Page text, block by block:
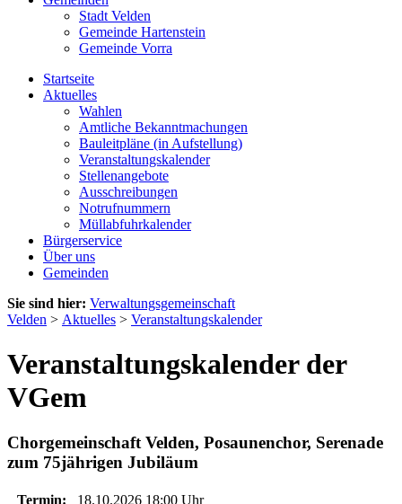
Stadt Velden
Gemeinde Hartenstein
Gemeinde Vorra
Startseite
Aktuelles
Wahlen
Amtliche Bekanntmachungen
Bauleitpläne (in Aufstellung)
Veranstaltungskalender
Stellenangebote
Ausschreibungen
Notrufnummern
Müllabfuhrkalender
Bürgerservice
Über uns
Gemeinden
Sie sind hier: Verwaltungsgemeinschaft
Velden > Aktuelles > Veranstaltungskalender
Veranstaltungskalender der
VGem
Chorgemeinschaft Velden, Posaunenchor, Serenade
zum 75jährigen Jubiläum
Termin:
18.10.2026 18:00 Uhr